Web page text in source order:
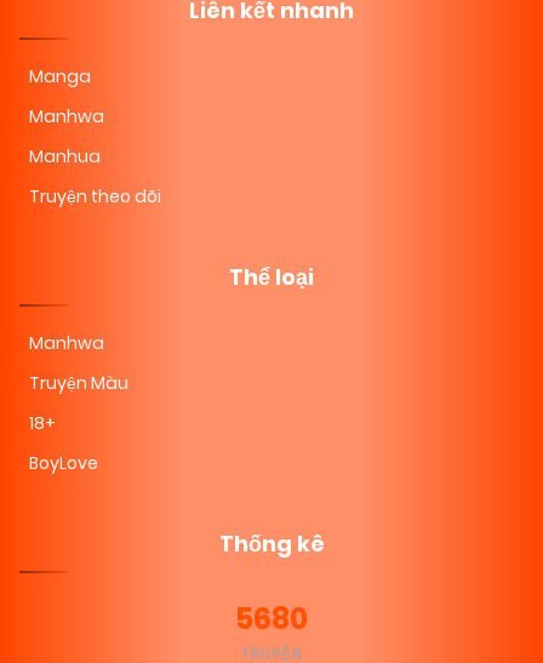
Liên kết nhanh
Manga
Manhwa
Manhua
Truyện theo dõi
Thể loại
Manhwa
Truyện Màu
18+
BoyLove
Thống kê
5680
TRUYỆN